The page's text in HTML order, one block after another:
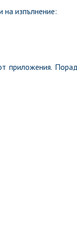
на изпълнение:
приложения.